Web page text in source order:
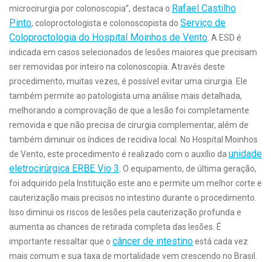
microcirurgia por colonoscopia”, destaca o Rafael Castilho
Pinto, coloproctologista e colonoscopista do Serviço de
Coloproctologia do Hospital Moinhos de Vento . A ESD é
indicada em casos selecionados de lesões maiores que precisam
ser removidas por inteiro na colonoscopia. Através deste
procedimento, muitas vezes, é possível evitar uma cirurgia. Ele
também permite ao patologista uma análise mais detalhada,
melhorando a comprovação de que a lesão foi completamente
removida e que não precisa de cirurgia complementar, além de
também diminuir os índices de recidiva local. No Hospital Moinhos
de Vento, este procedimento é realizado com o auxílio da unidade
eletrocirúrgica ERBE Vio 3 . O equipamento, de última geração,
foi adquirido pela Instituição este ano e permite um melhor corte e
cauterização mais precisos no intestino durante o procedimento.
Isso diminui os riscos de lesões pela cauterização profunda e
aumenta as chances de retirada completa das lesões. É
importante ressaltar que o câncer de intestinoestá cada vez
mais comum e sua taxa de mortalidade vem crescendo no Brasil.